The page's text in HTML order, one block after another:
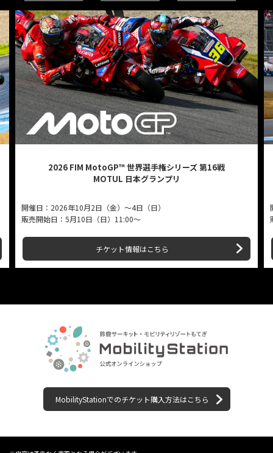
待ち時間案内
営業時間 料金・チケット
場内マップ アクセス
サービスガイド アンケート
2026 FIM MotoGP™ 世界選手権シリーズ 第16戦
MOTUL 日本グランプリ
開催日：2026年10月2日（金）～4日（日）
販売開始日：5月10日（日）11:00～
チケット情報はこちら
MobilityStationでのチケット購入方法はこちら